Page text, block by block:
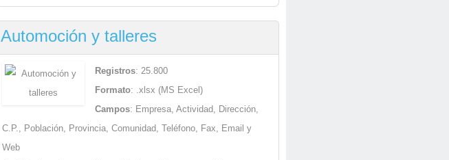
Automoción y talleres
Registros: 25.800
Formato: .xlsx (MS Excel)
Campos: Empresa, Actividad, Dirección,
C.P., Población, Provincia, Comunidad, Teléfono, Fax, Email y
Web